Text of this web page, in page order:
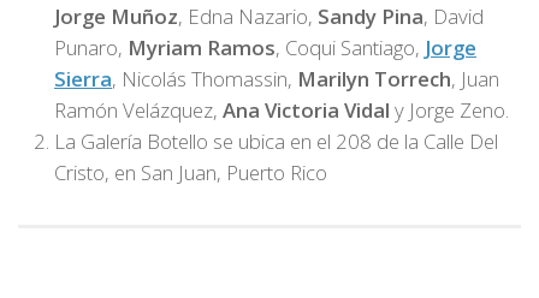
Jorge Muñoz, Edna Nazario, Sandy Pina, David
Punaro, Myriam Ramos, Coqui Santiago, Jorge
Sierra, Nicolás Thomassin, Marilyn Torrech, Juan
Ramón Velázquez, Ana Victoria Vidal y Jorge Zeno.
La Galería Botello se ubica en el 208 de la Calle Del
Cristo, en San Juan, Puerto Rico